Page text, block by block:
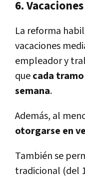
6. Vacaciones
La reforma
vacaciones
empleador y
quecada
semana.
Además, al
otorgarse en
También se
tradicional (del